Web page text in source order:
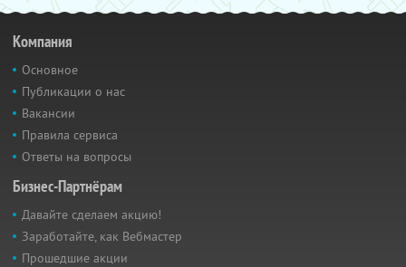
Компания
Основное
Публикации о нас
Вакансии
Правила сервиса
Ответы на вопросы
Бизнес-Партнёрам
Давайте сделаем акцию!
Заработайте, как Вебмастер
Прошедшие акции